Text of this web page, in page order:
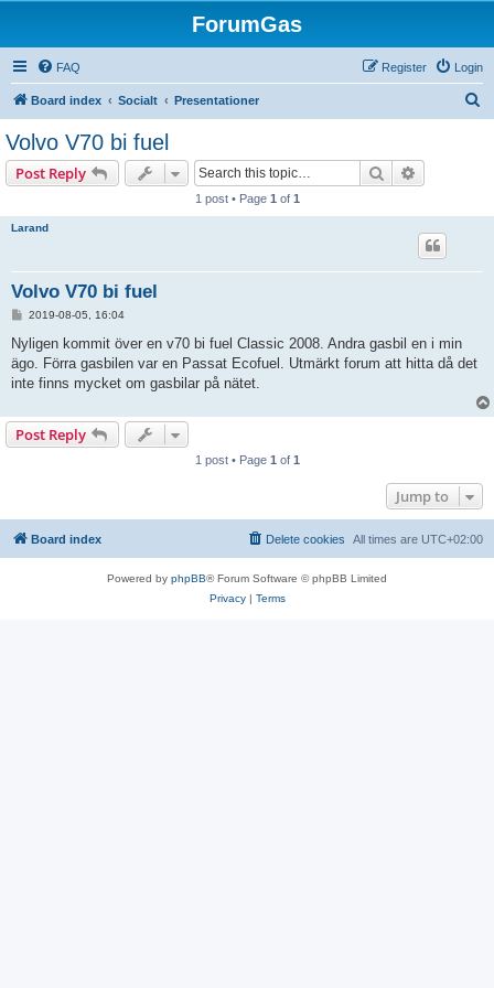
ForumGas
FAQ Login
Register
Board index Socialt Presentationer
Volvo V70 bi fuel
Post Reply Search
1 post • Page 1 of 1
Larand
Volvo V70 bi fuel
P
s
t
2019-08-05, 16:04
Nyligen kommit över en v70 bi fuel Classic 2008. Andra gasbil en i min
ägo. Förra gasbilen var en Passat Ecofuel. Utmärkt forum att hitta då det
inte finns mycket om gasbilar på nätet.
Post Reply
1 post • Page 1 of 1
Jump to
Board index All times are UTC+02:00
Delete cookies
Powered by phpBB® Forum Software © phpBB Limited
Privacy| Terms